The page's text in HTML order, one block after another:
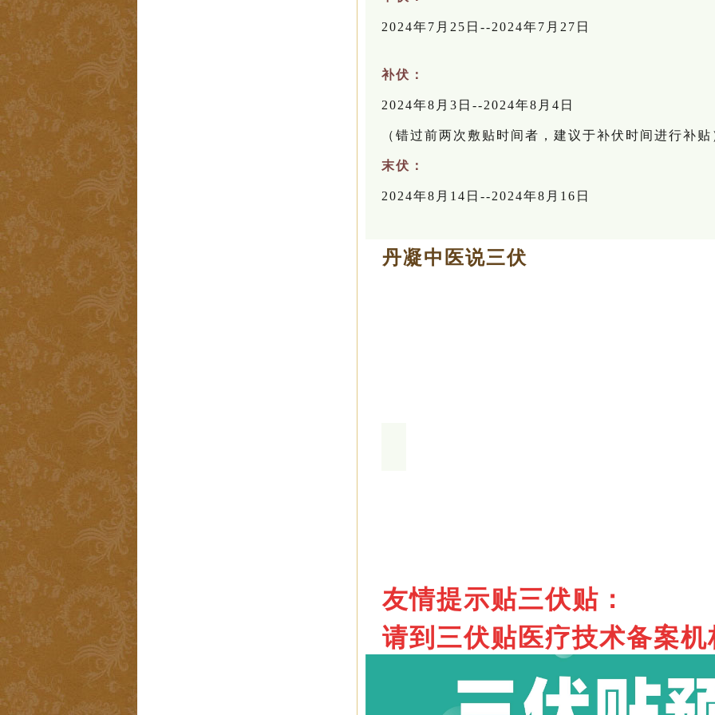
2024年7月25日--2024年7月27日
补伏：
2024年8月3日 --2024年8月4日
（错过前两次敷贴时间者，建议于补伏时间进行补贴
末伏：
2024年8月14日--2024年8月16日
丹凝中医说三伏
友情提示贴三伏贴 ：
请到三伏贴医疗技术备案机